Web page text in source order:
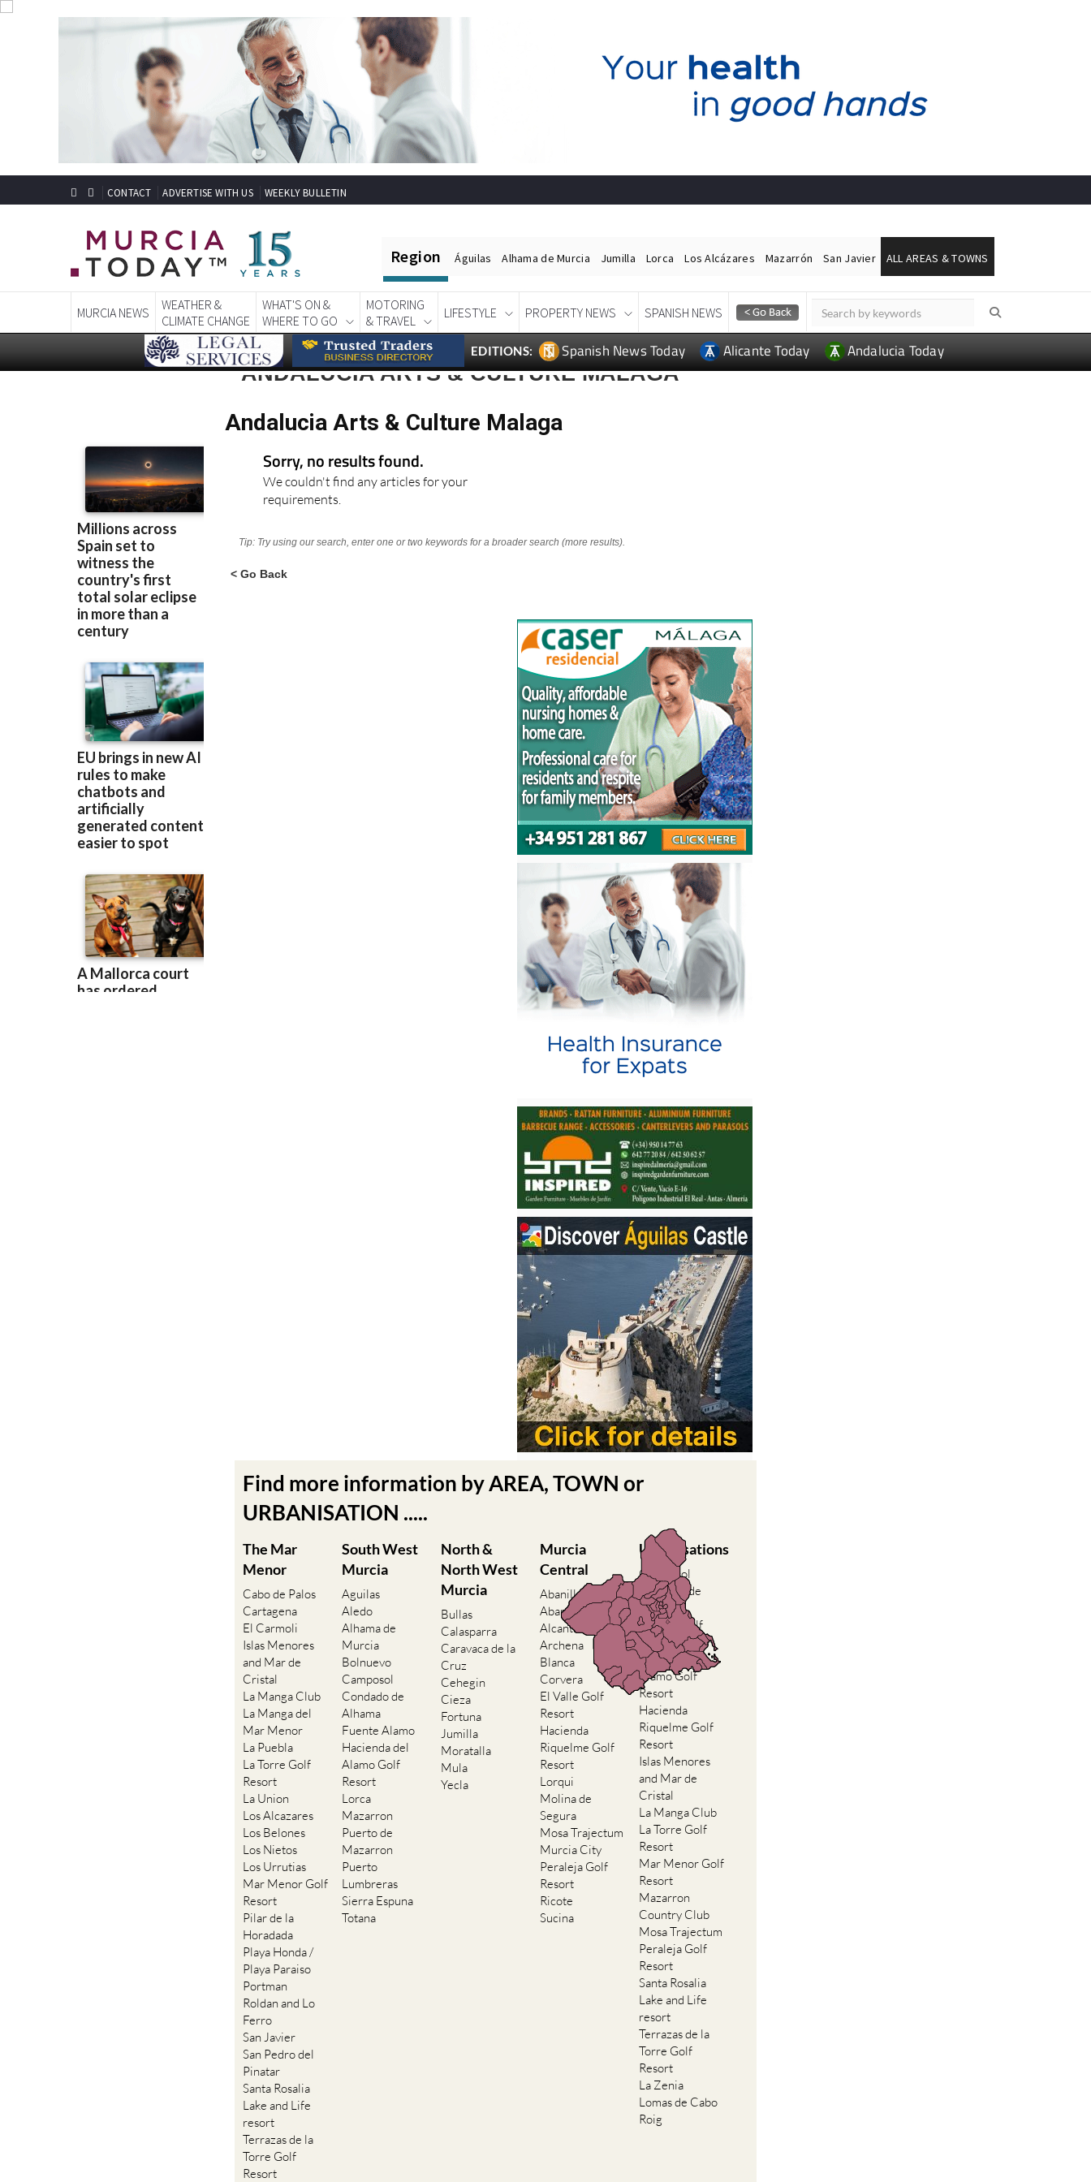
CONTACT ADVERTISE WITH US WEEKLY BULLETIN
Region Águilas Alhama de Murcia Jumilla Lorca Los Alcázares Mazarrón San Javier ALL AREAS & TOWNS
MURCIA NEWS
WEATHER &
CLIMATE CHANGE
WHAT'S ON &
WHERE TO GO
MOTORING
& TRAVEL
LIFESTYLE PROPERTY NEWS SPANISH NEWS
EDITIONS: Spanish News Today Alicante Today Andalucia Today
ANDALUCIA ARTS & CULTURE MALAGA
Andalucia Arts & Culture Malaga
Sorry, no results found.
We couldn't find any articles for your
requirements.
Tip: Try using our search, enter one or two keywords for a broader search (more results).
< Go Back
Find more information by AREA, TOWN or
URBANISATION .....
The Mar
Menor
Cabo de Palos
Cartagena
El Carmoli
Islas Menores
and Mar de
Cristal
La Manga Club
La Manga del
Mar Menor
La Puebla
La Torre Golf
Resort
La Union
Los Alcazares
Los Belones
Los Nietos
Los Urrutias
Mar Menor Golf
Resort
Pilar de la
Horadada
Playa Honda /
Playa Paraiso
Portman
Roldan and Lo
Ferro
San Javier
San Pedro del
Pinatar
Santa Rosalia
Lake and Life
resort
Terrazas de la
Torre Golf
Resort
South West
Murcia
Aguilas
Aledo
Alhama de
Murcia
Bolnuevo
Camposol
Condado de
Alhama
Fuente Alamo
Hacienda del
Alamo Golf
Resort
Lorca
Mazarron
Puerto de
Mazarron
Puerto
Lumbreras
Sierra Espuna
Totana
North &
North West
Murcia
Bullas
Calasparra
Caravaca de la
Cruz
Cehegin
Cieza
Fortuna
Jumilla
Moratalla
Mula
Yecla
Murcia
Central
Abanilla
Abaran
Alcantarilla
Archena
Blanca
Corvera
El Valle Golf
Resort
Hacienda
Riquelme Golf
Resort
Lorqui
Molina de
Segura
Mosa Trajectum
Murcia City
Peraleja Golf
Resort
Ricote
Sucina
Urbanisations
Camposol
Condado de
Alhama
El Valle Golf
Resort
Hacienda del
Alamo Golf
Resort
Hacienda
Riquelme Golf
Resort
Islas Menores
and Mar de
Cristal
La Manga Club
La Torre Golf
Resort
Mar Menor Golf
Resort
Mazarron
Country Club
Mosa Trajectum
Peraleja Golf
Resort
Santa Rosalia
Lake and Life
resort
Terrazas de la
Torre Golf
Resort
La Zenia
Lomas de Cabo
Roig